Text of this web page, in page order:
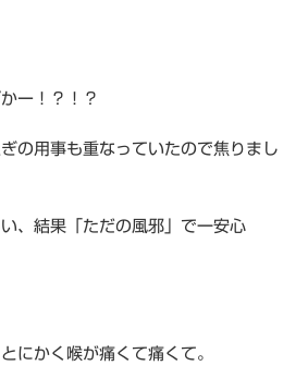
ー！？！？
の用事も重なっていたので焦りまし
、結果「ただの風邪」で一安心
にかく喉が痛くて痛くて。